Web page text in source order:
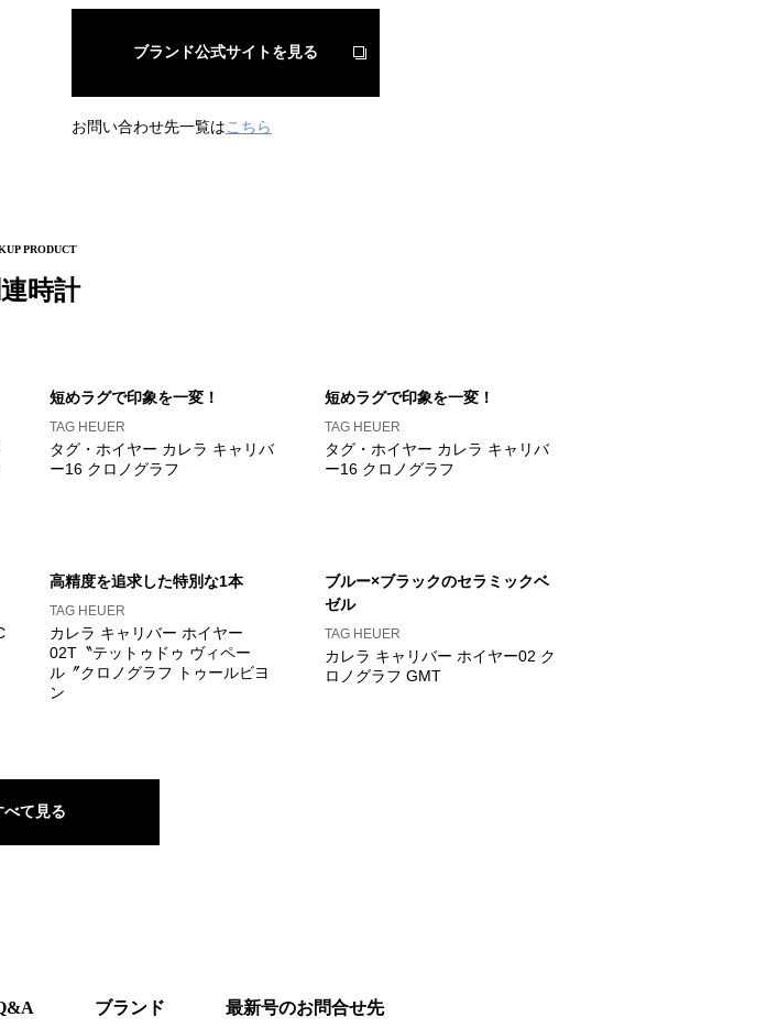
ブランド公式サイトを見る
お問い合わせ先一覧はこちら
PRODUCT
時計
短めラグで印象を一変！
TAG HEUER
タグ・ホイヤー カレラ キャリバ
ー16 クロノグラフ
短めラグで印象を一変！
TAG HEUER
タグ・ホイヤー カレラ キャリバ
ー16 クロノグラフ
高精度を追求した特別な1本
TAG HEUER
カレラ キャリバー ホイヤー
02T〝テットゥドゥ ヴィペー
ル〞クロノグラフ トゥールビヨ
ン
ブルー×ブラックのセラミックベ
ゼル
TAG HEUER
カレラ キャリバー ホイヤー02 ク
ロノグラフ GMT
べて見る
ブランド 最新号のお問合せ先